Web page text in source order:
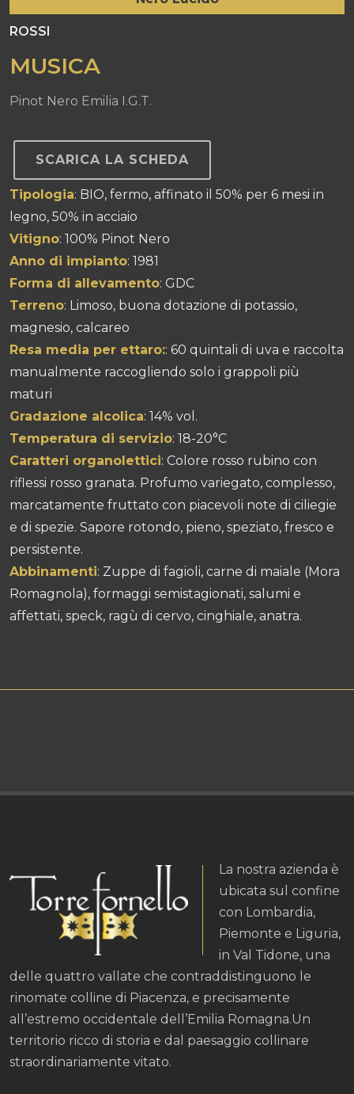
ROSSI
MUSICA
Pinot Nero Emilia I.G.T.
SCARICA LA SCHEDA
Tipologia: BIO, fermo, affinato il 50% per 6 mesi in
legno, 50% in acciaio
Vitigno: 100% Pinot Nero
Anno di impianto: 1981
Forma di allevamento: GDC
Terreno: Limoso, buona dotazione di potassio,
magnesio, calcareo
Resa media per ettaro:: 60 quintali di uva e raccolta
manualmente raccogliendo solo i grappoli più
maturi
Gradazione alcolica: 14% vol.
Temperatura di servizio: 18-20°C
Caratteri organolettici: Colore rosso rubino con
riflessi rosso granata. Profumo variegato, complesso,
marcatamente fruttato con piacevoli note di ciliegie
e di spezie. Sapore rotondo, pieno, speziato, fresco e
persistente.
Abbinamenti: Zuppe di fagioli, carne di maiale (Mora
Romagnola), formaggi semistagionati, salumi e
affettati, speck, ragù di cervo, cinghiale, anatra.
La nostra azienda è
ubicata sul confine
con Lombardia,
Piemonte e Liguria,
in Val Tidone, una
delle quattro vallate che contraddistinguono le
rinomate colline di Piacenza, e precisamente
all’estremo occidentale dell’Emilia Romagna.Un
territorio ricco di storia e dal paesaggio collinare
straordinariamente vitato.